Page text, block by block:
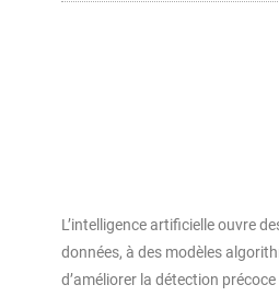
L’intelligence artificielle ouvre
données, à des modèles
d’améliorer la détection